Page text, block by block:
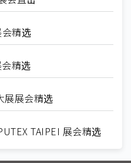
精选
精选
展展会精选
TAIPEI 展会精选